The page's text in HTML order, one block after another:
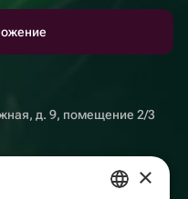
д. 9, помещение 2/3
×